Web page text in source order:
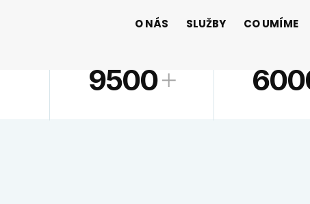
O NÁS SLUŽBY CO UMÍME
9500